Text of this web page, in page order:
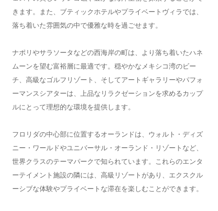
きます。また、ブティックホテルやプライベートヴィラでは、
落ち着いた雰囲気の中で優雅な時を過ごせます。
ナポリやサラソータなどの西海岸の町は、より落ち着いたハネ
ムーンを望む富裕層に最適です。穏やかなメキシコ湾のビー
チ、高級なゴルフリゾート、そしてアートギャラリーやパフォ
ーマンスシアターは、上品なリラクゼーションを求めるカップ
ルにとって理想的な環境を提供します。
フロリダの中心部に位置するオーランドは、ウォルト・ディズ
ニー・ワールドやユニバーサル・オーランド・リゾートなど、
世界クラスのテーマパークで知られています。これらのエンタ
ーテイメント施設の隣には、高級リゾートがあり、エクスクル
ーシブな体験やプライベートな滞在を楽しむことができます。